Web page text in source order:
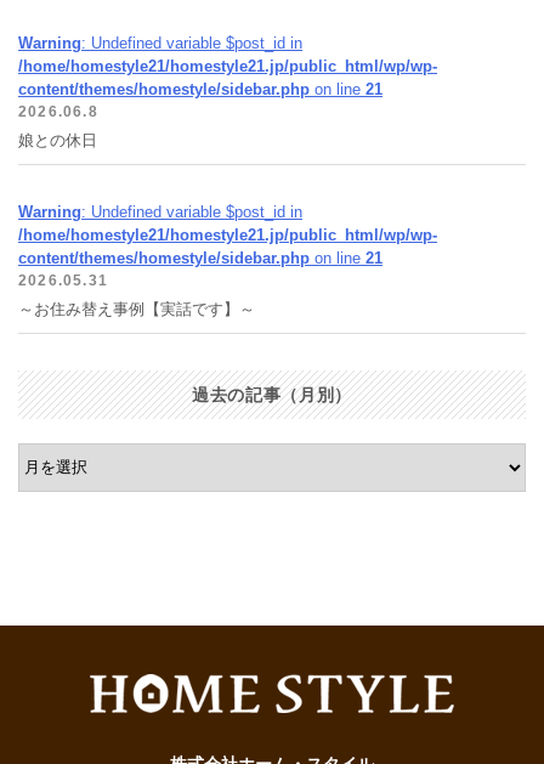
Warning: Undefined variable $post_id in
/home/homestyle21/homestyle21.jp/public_html/wp/wp-
content/themes/homestyle/sidebar.php on line 21
2026.06.8
娘との休日
Warning: Undefined variable $post_id in
/home/homestyle21/homestyle21.jp/public_html/wp/wp-
content/themes/homestyle/sidebar.php on line 21
2026.05.31
～お住み替え事例【実話です】～
過去の記事（月別）